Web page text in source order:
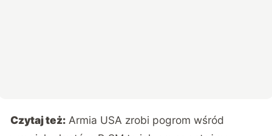
Czytaj też: Armia USA zrobi pogrom wśród